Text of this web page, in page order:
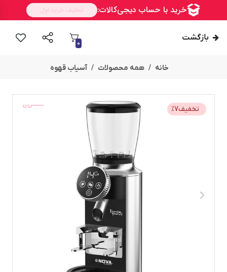
بازگشت
0
خانه همه محصولات آسیاب قهوه
تخفیف %7